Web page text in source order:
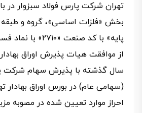
تهران شرکت پارس فولاد سبزوار در
ﺑﺨﺶ «فلزات اساسی»، گروه و طبقه
پایه» با کد صنعت
سال گذشته با پذیرش سهام شرکت
(سهامی عام) در بورس اوراق بهادار
احراز موارد تعیین‌ شده در مصوبه‌‌